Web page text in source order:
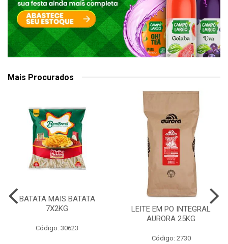
Mais Procurados
BATATA MAIS BATATA
7X2KG
Código: 30623
LEITE EM PO INTEGRAL
AURORA 25KG
Código: 2730